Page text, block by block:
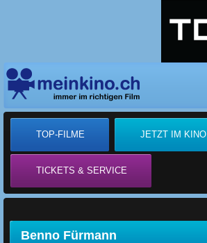
TOP-FILME JETZT IM KINO
TICKETS & SERVICE
Benno Fürmann